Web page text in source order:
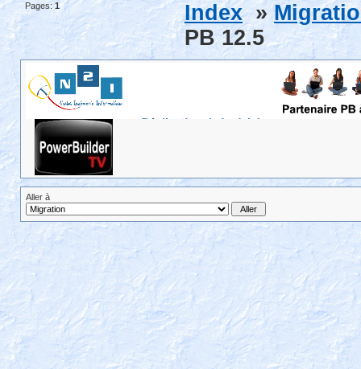
Pages: 1 Index »
PB 12.5
Aller à